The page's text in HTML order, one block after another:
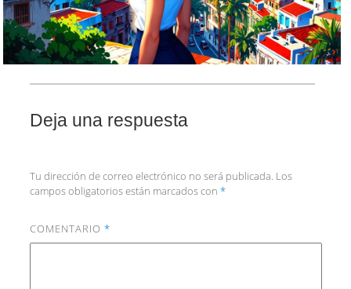
Deja una respuesta
Tu dirección de correo electrónico no será publicada. Los
campos obligatorios están marcados con *
COMENTARIO *